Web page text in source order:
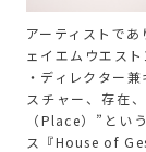
アーティストで
ェイエムウエス
・ディレクター
スチャー、存在
（Place）”とい
ス『House of